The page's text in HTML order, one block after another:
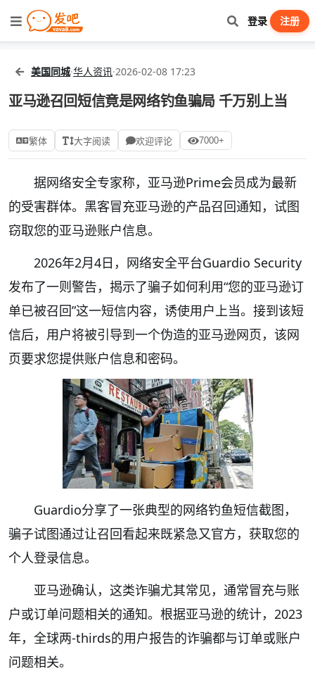
登录 注册
美国同城·华人资讯·2026-02-08 17:23
亚马逊召回短信竟是网络钓鱼骗局 千万别上当
繁体 大字阅读 欢迎评论 7000+
据网络安全专家称，亚马逊Prime会员成为最新
的受害群体。黑客冒充亚马逊的产品召回通知，试图
窃取您的亚马逊账户信息。
2026年2月4日，网络安全平台Guardio Security
发布了一则警告，揭示了骗子如何利用“您的亚马逊订
单已被召回”这一短信内容，诱使用户上当。接到该短
信后，用户将被引导到一个伪造的亚马逊网页，该网
页要求您提供账户信息和密码。
Guardio分享了一张典型的网络钓鱼短信截图，
骗子试图通过让召回看起来既紧急又官方，获取您的
个人登录信息。
亚马逊确认，这类诈骗尤其常见，通常冒充与账
户或订单问题相关的通知。根据亚马逊的统计，2023
年，全球两-thirds的用户报告的诈骗都与订单或账户
问题相关。